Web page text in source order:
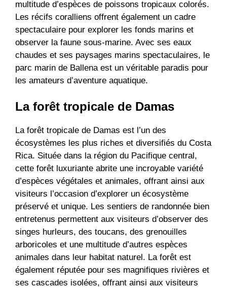
multitude d’espèces de poissons tropicaux colorés.
Les récifs coralliens offrent également un cadre
spectaculaire pour explorer les fonds marins et
observer la faune sous-marine. Avec ses eaux
chaudes et ses paysages marins spectaculaires, le
parc marin de Ballena est un véritable paradis pour
les amateurs d’aventure aquatique.
La forêt tropicale de Damas
La forêt tropicale de Damas est l’un des
écosystèmes les plus riches et diversifiés du Costa
Rica. Située dans la région du Pacifique central,
cette forêt luxuriante abrite une incroyable variété
d’espèces végétales et animales, offrant ainsi aux
visiteurs l’occasion d’explorer un écosystème
préservé et unique. Les sentiers de randonnée bien
entretenus permettent aux visiteurs d’observer des
singes hurleurs, des toucans, des grenouilles
arboricoles et une multitude d’autres espèces
animales dans leur habitat naturel. La forêt est
également réputée pour ses magnifiques rivières et
ses cascades isolées, offrant ainsi aux visiteurs